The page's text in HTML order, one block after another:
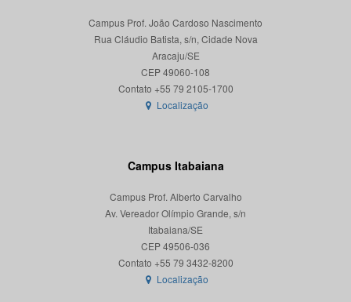
Campus Prof. João Cardoso Nascimento
Rua Cláudio Batista, s/n, Cidade Nova
Aracaju/SE
CEP 49060-108
Localização
Campus Itabaiana
Campus Prof. Alberto Carvalho
Av. Vereador Olímpio Grande, s/n
Itabaiana/SE
CEP 49506-036
Localização